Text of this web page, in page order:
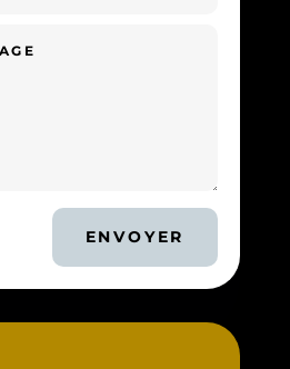
ENVOYER